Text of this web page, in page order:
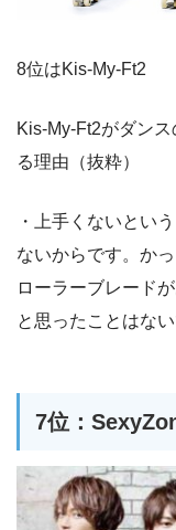
8位はKis-My-Ft2
Kis-My-Ft2がダン
る理由（抜粋）
・上手くないとい
ないからです。か
ローラーブレード
と思ったことはない
7位：